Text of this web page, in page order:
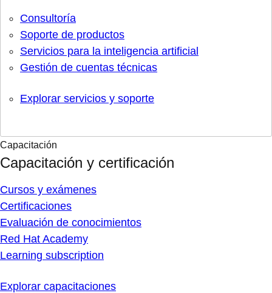
Consultoría
Soporte de productos
Servicios para la inteligencia artificial
Gestión de cuentas técnicas
Explorar servicios y soporte
Capacitación
Capacitación y certificación
Cursos y exámenes
Certificaciones
Evaluación de conocimientos
Red Hat Academy
Learning subscription
Explorar capacitaciones